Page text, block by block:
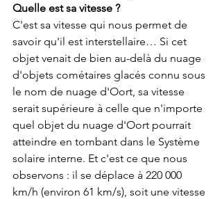
Quelle est sa vitesse ?
C'est sa vitesse qui nous permet de
savoir qu'il est interstellaire… Si cet
objet venait de bien au-delà du nuage
d'objets cométaires glacés connu sous
le nom de nuage d'Oort, sa vitesse
serait supérieure à celle que n'importe
quel objet du nuage d'Oort pourrait
atteindre en tombant dans le Système
solaire interne. Et c'est ce que nous
observons : il se déplace à 220 000
km/h (environ 61 km/s), soit une vitesse